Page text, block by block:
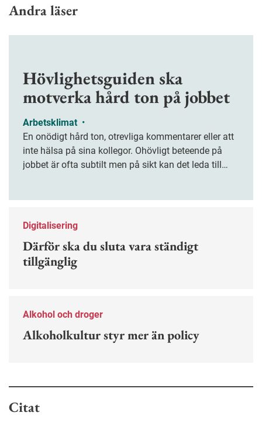
Andra läser
Hövlighetsguiden ska
motverka hård ton på jobbet
Arbetsklimat •
En onödigt hård ton, otrevliga kommentarer eller att
inte hälsa på sina kollegor. Ohövligt beteende på
jobbet är ofta subtilt men på sikt kan det leda till
Digitalisering
Därför ska du sluta vara ständigt
tillgänglig
Alkohol och droger
Alkoholkultur styr mer än policy
Citat